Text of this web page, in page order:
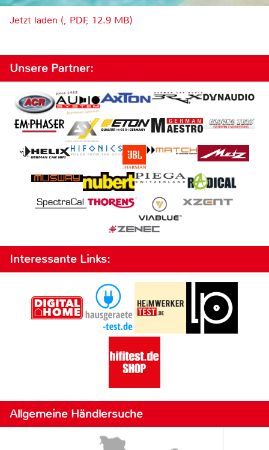
Jetzt laden (, PDF, 12.9 MB)
Unsere Partner:
Interessante Links:
Allgemeine Händlersuche